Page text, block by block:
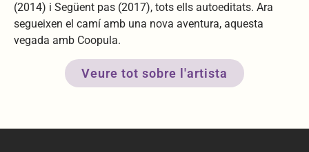
(2014) i Següent pas (2017), tots ells autoeditats. Ara
segueixen el camí amb una nova aventura, aquesta
vegada amb Coopula.
Veure tot sobre l'artista